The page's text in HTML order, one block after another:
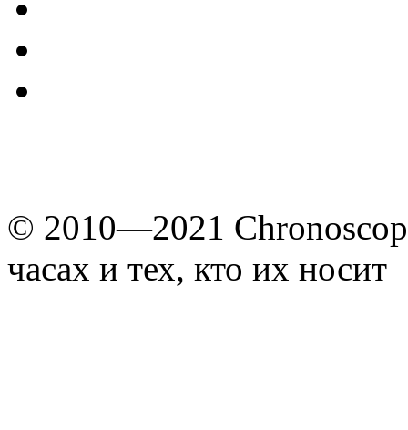
© 2010—2021
часах и тех, кто их носит